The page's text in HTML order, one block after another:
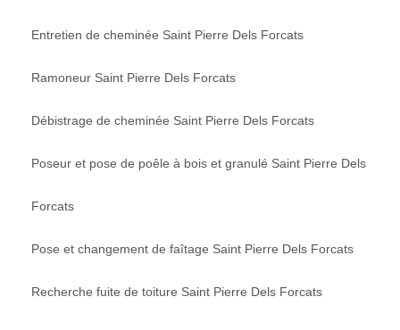
Entretien de cheminée Saint Pierre Dels Forcats
Ramoneur Saint Pierre Dels Forcats
Débistrage de cheminée Saint Pierre Dels Forcats
Poseur et pose de poêle à bois et granulé Saint Pierre Dels
Forcats
Pose et changement de faîtage Saint Pierre Dels Forcats
Recherche fuite de toiture Saint Pierre Dels Forcats